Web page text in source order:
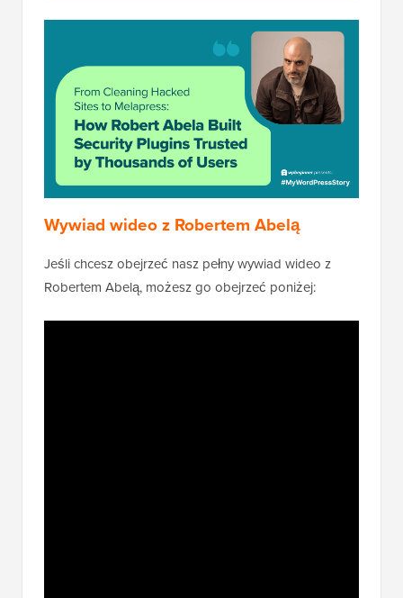
Wywiad wideo z Robertem Abelą
Jeśli chcesz obejrzeć nasz pełny wywiad wideo z
Robertem Abelą, możesz go obejrzeć poniżej: